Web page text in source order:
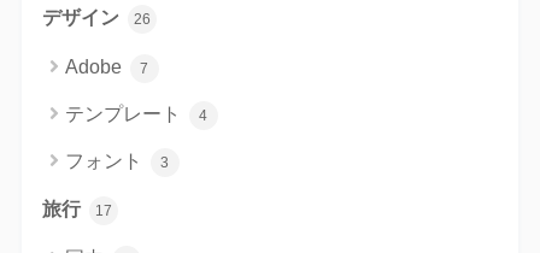
デザイン 26
Adobe 7
テンプレート 4
フォント 3
旅行 17